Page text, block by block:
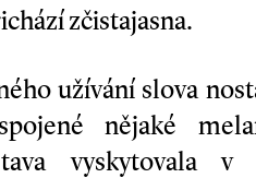
zčistajasna.
užívání slova
nějaké
vyskytovala